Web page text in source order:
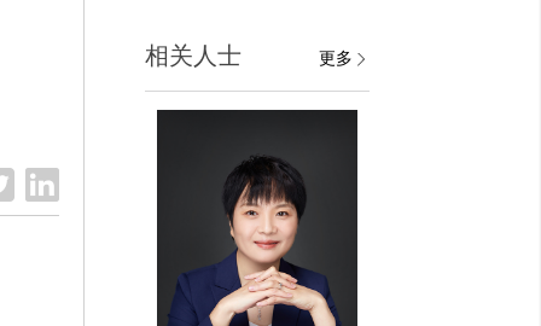
相关人士 更多